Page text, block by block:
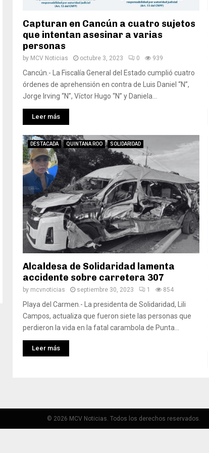
Capturan en Cancún a cuatro sujetos
que intentan asesinar a varias
personas
by MCV Noticias octubre 3, 2023 0 939
Cancún.- La Fiscalía General del Estado cumplió cuatro
órdenes de aprehensión en contra de Luis Daniel “N”,
Jorge Irving “N”, Víctor Hugo “N” y Daniela...
Leer más
DESTACADA QUINTANA ROO SOLIDARIDAD
Alcaldesa de Solidaridad lamenta
accidente sobre carretera 307
by mcvnoticias septiembre 30, 2023 1 854
Playa del Carmen.- La presidenta de Solidaridad, Lili
Campos, actualiza que fueron siete las personas que
perdieron la vida en la fatal carambola de Punta...
Leer más
© 2026 MCV Noticias. Todos los derechos reservados.